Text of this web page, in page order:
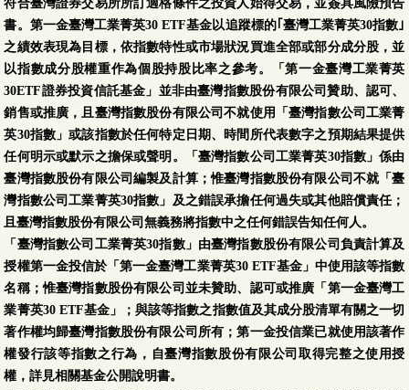
符合臺灣證券交易所所訂適格條件之投資人始得交易，並簽具風險預告
書。第一金臺灣工業菁英30 ETF基金以追蹤標的｢臺灣工業菁英30指數｣
之績效表現為目標，依指數特性或市場狀況買進全部或部分成分股，並
以指數成分股權重作為個股持股比率之參考。「第一金臺灣工業菁英
30ETF證券投資信託基金」並非由臺灣指數股份有限公司贊助、認可、
銷售或推廣，且臺灣指數股份有限公司不就使用「臺灣指數公司工業菁
英30指數」或該指數於任何特定日期、時間所代表數字之預期結果提供
任何明示或默示之擔保或聲明。「臺灣指數公司工業菁英30指數」係由
臺灣指數股份有限公司編製及計算；惟臺灣指數股份有限公司不就「臺
灣指數公司工業菁英30指數」及之錯誤承擔任何過失或其他賠償責任；
且臺灣指數股份有限公司無義務將指數中之任何錯誤告知任何人。
「臺灣指數公司工業菁英30指數」由臺灣指數股份有限公司負責計算及
授權第一金投信於「第一金臺灣工業菁英30 ETF基金」中使用該等指數
名稱；惟臺灣指數股份有限公司並未贊助、認可或推廣「第一金臺灣工
業菁英30 ETF基金」；與該等指數之指數值及其成分股清單有關之一切
著作權均歸臺灣指數股份有限公司所有；第一金投信業已就使用該著作
權發行該等指數之行為，自臺灣指數股份有限公司取得完整之使用授
權，詳見相關基金公開說明書。